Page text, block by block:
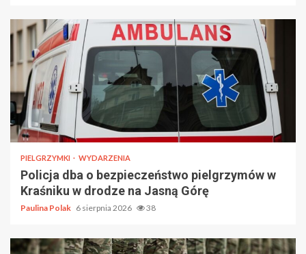
PIELGRZYMKI WYDARZENIA
Policja dba o bezpieczeństwo pielgrzymów w
Kraśniku w drodze na Jasną Górę
Paulina Polak 6 sierpnia 2026 38